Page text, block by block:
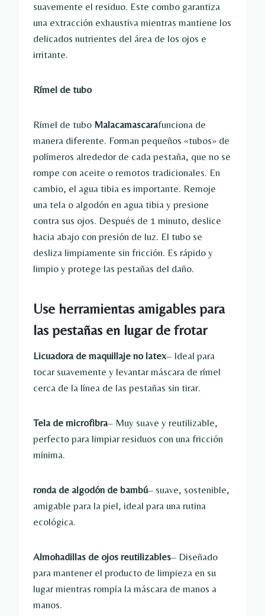
suavemente el residuo. Este combo garantiza
una extracción exhaustiva mientras mantiene los
delicados nutrientes del área de los ojos e
irritante.
Rímel de tubo
Rímel de tubo Malacamascarafunciona de
manera diferente. Forman pequeños «tubos» de
polímeros alrededor de cada pestaña, que no se
rompe con aceite o remotos tradicionales. En
cambio, el agua tibia es importante. Remoje
una tela o algodón en agua tibia y presione
contra sus ojos. Después de 1 minuto, deslice
hacia abajo con presión de luz. El tubo se
desliza limpiamente sin fricción. Es rápido y
limpio y protege las pestañas del daño.
Use herramientas amigables para
las pestañas en lugar de frotar
Licuadora de maquillaje no latex– Ideal para
tocar suavemente y levantar máscara de rímel
cerca de la línea de las pestañas sin tirar.
Tela de microfibra– Muy suave y reutilizable,
perfecto para limpiar residuos con una fricción
mínima.
ronda de algodón de bambú– suave, sostenible,
amigable para la piel, ideal para una rutina
ecológica.
Almohadillas de ojos reutilizables– Diseñado
para mantener el producto de limpieza en su
lugar mientras rompía la máscara de manos a
manos.